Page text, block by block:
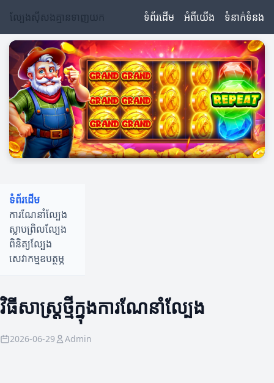
ល្បែងស៊ីសងគ្មានទាញយក ទំព័រដើម អំពីយើង ទំនាក់ទំនង
ទំព័រដើម
ការណែនាំល្បែង
ស្លាបព្រិលល្បែង
ពិនិត្យល្បែង
សេវាកម្មឧបត្ថម្ភ
វិធីសាស្ត្រថ្មីក្នុងការណែនាំល្បែង
2026-06-29 Admin